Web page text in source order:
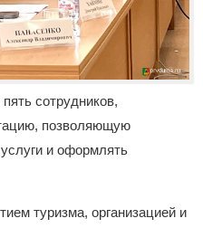
сотрудников,
позволяющую
и оформлять
туризма, организацией и